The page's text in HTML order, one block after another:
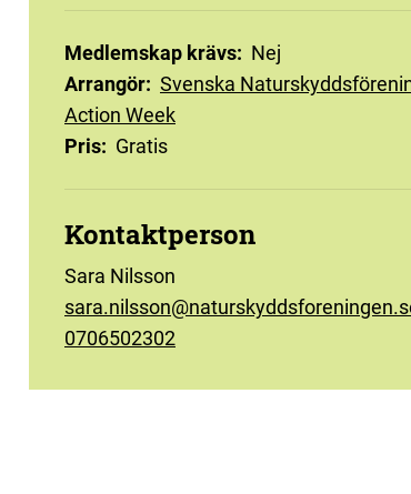
Medlemskap krävs: Nej
Arrangör: Svenska
Action Week
Pris: Gratis
Kontaktperson
Sara Nilsson
0706502302